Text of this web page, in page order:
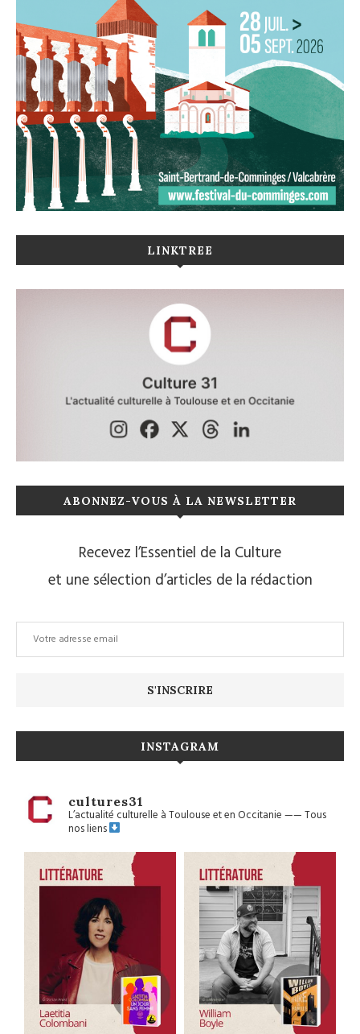
LINKTREE
ABONNEZ-VOUS À LA NEWSLETTER
Recevez l’Essentiel de la Culture
et une sélection d’articles de la rédaction
INSTAGRAM
cultures31
L’actualité culturelle à Toulouse et en Occitanie——Tous
nos liens